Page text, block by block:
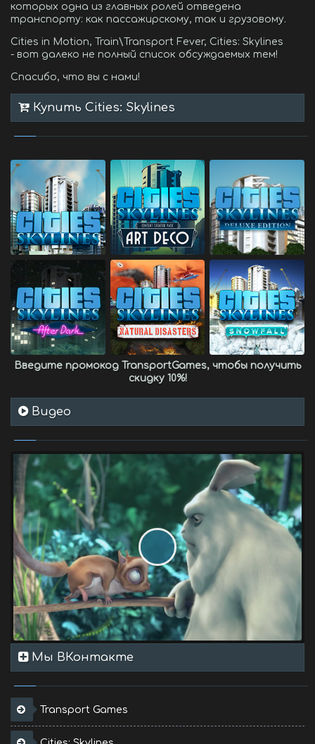
которых одна из главных ролей отведена
транспорту: как пассажирскому, так и грузовому.
Cities in Motion, Train\Transport Fever, Cities: Skylines
- вот далеко не полный список обсуждаемых тем!
Спасибо, что вы с нами!
Купить Cities: Skylines
Введите промокод TransportGames, чтобы получить
скидку 10%!
Видео
Мы ВКонтакте
Transport Games